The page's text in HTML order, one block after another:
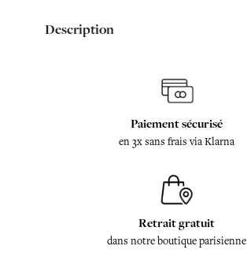
Description
Paiement sécurisé
en 3x sans frais via Klarna
Retrait gratuit
dans notre boutique parisienne